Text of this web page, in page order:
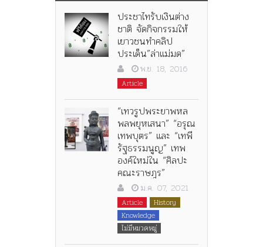
ประชาไทรับเงินต่าง
ชาติ จัดกิจกรรมให้
เยาวชนทำคลิป
ประเด็น”ล่าแม่มด”
พ.ย. 18, 2016
Article
“เทวรูปพระยาพหล
พลพยุหเสนา” “อรุณ
เทพบุตร” และ “เทพี
รัฐธรรมนูญ” เทพ
องค์ใหม่ใน “ศิลปะ
คณะราษฎร”
ม.ค. 07, 2021
Article
History
Knowledge
ไม่มีหมวดหมู่